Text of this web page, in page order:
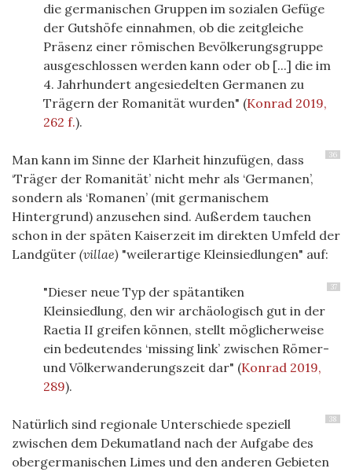
die germanischen Gruppen im sozialen Gefüge
der Gutshöfe einnahmen, ob die zeitgleiche
Präsenz einer römischen Bevölkerungsgruppe
ausgeschlossen werden kann oder ob [...] die im
4. Jahrhundert angesiedelten Germanen zu
Trägern der Romanität wurden" (Konrad 2019,
262 f.).
36
Man kann im Sinne der Klarheit hinzufügen, dass
‘Träger der Romanität’ nicht mehr als ‘Germanen’,
sondern als ‘Romanen’ (mit germanischem
Hintergrund) anzusehen sind. Außerdem tauchen
schon in der späten Kaiserzeit im direkten Umfeld der
Landgüter (villae) "weilerartige Kleinsiedlungen" auf:
37
"Dieser neue Typ der spätantiken
Kleinsiedlung, den wir archäologisch gut in der
Raetia II greifen können, stellt möglicherweise
ein bedeutendes ‘missing link’ zwischen Römer-
und Völkerwanderungszeit dar" (Konrad 2019,
289).
38
Natürlich sind regionale Unterschiede speziell
zwischen dem Dekumatland nach der Aufgabe des
obergermanischen Limes und den anderen Gebieten